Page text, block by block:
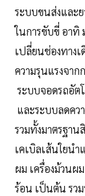
ระบบขนส่งและ
ในการขับขี่ อาทิ
เปลี่ยนช่องทาง
ความรุนแรงจา
ระบบจอดรถอัต
และระบบลดคว
รวมทั้งมาตรฐา
เคเบิลเส้นใยน
ผม เครื่องม้วนผ
ร้อน เป็นต้น รว